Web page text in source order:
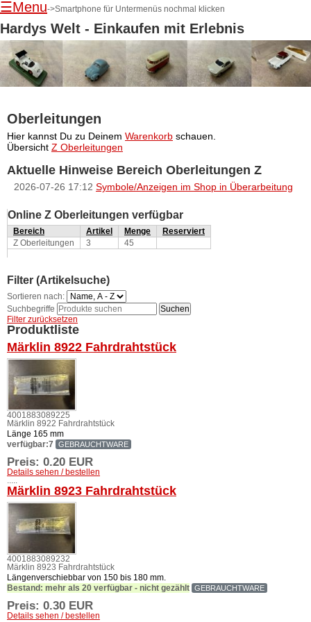
☰Menu->Smartphone für Untermenüs nochmal klicken
Hardys Welt - Einkaufen mit Erlebnis
Oberleitungen
Hier kannst Du zu Deinem Warenkorb schauen.
Übersicht Z Oberleitungen
Aktuelle Hinweise Bereich Oberleitungen Z
2026-07-26 17:12 Symbole/Anzeigen im Shop in Überarbeitung
Online Z Oberleitungen verfügbar
Bereich Artikel Menge
Reserviert
Z Oberleitungen
3 45
Filter (Artikelsuche)
Sortieren nach:
Suchbegriffe
Filter zurücksetzen
Produktliste
Märklin 8922 Fahrdrahtstück
4001883089225
Märklin 8922 Fahrdrahtstück
Länge 165 mm
verfügbar:7
GEBRAUCHTWARE
Preis: 0.20 EUR
Details sehen / bestellen
.....
Märklin 8923 Fahrdrahtstück
4001883089232
Märklin 8923 Fahrdrahtstück
Längenverschiebbar von 150 bis 180 mm.
Bestand: mehr als 20 verfügbar - nicht gezählt GEBRAUCHTWARE
Preis: 0.30 EUR
Details sehen / bestellen
Navigation
überspringen